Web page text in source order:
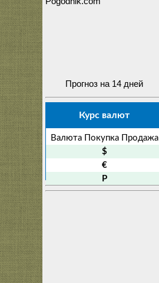
Прогноз на 14 дней
Курс валют
Валюта Покупка
Продажа
$
€
P